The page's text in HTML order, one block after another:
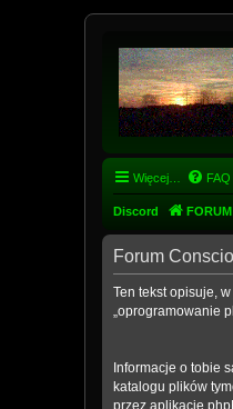
Więcej… FAQ
Discord FORUM
Forum
Ten tekst opisuje, w
„oprogramowanie
Informacje o tobie
katalogu plików
przez aplikację